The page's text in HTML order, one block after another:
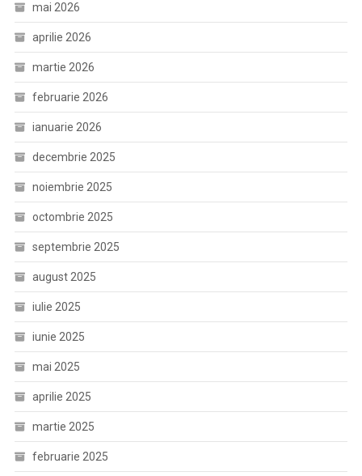
mai 2026
aprilie 2026
martie 2026
februarie 2026
ianuarie 2026
decembrie 2025
noiembrie 2025
octombrie 2025
septembrie 2025
august 2025
iulie 2025
iunie 2025
mai 2025
aprilie 2025
martie 2025
februarie 2025